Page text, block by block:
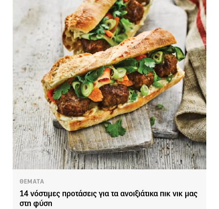
ΘΕΜΑΤΑ
14 νόστιμες προτάσεις για τα ανοιξιάτικα πικ νικ μας
στη φύση